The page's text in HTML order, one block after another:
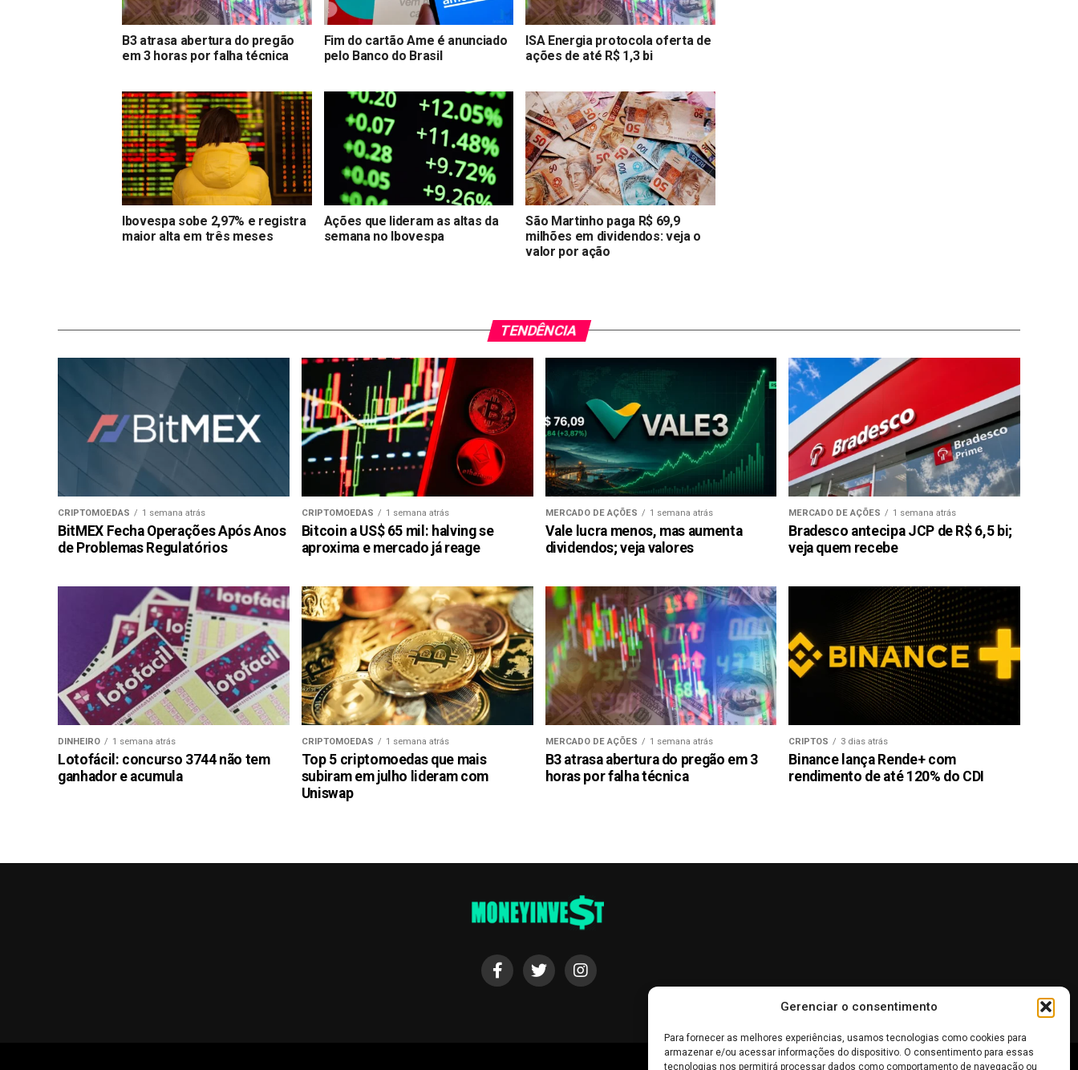
Gerenciar o consentimento
Para fornecer as melhores experiências, usamos tecnologias como cookies para
armazenar e/ou acessar informações do dispositivo. O consentimento para essas
tecnologias nos permitirá processar dados como comportamento de navegação ou
B3 atrasa abertura do pregão
em 3 horas por falha técnica
Fim do cartão Ame é anunciado
pelo Banco do Brasil
ISA Energia protocola oferta de
ações de até R$ 1,3 bi
Ibovespa sobe 2,97% e registra
maior alta em três meses
Ações que lideram as altas da
semana no Ibovespa
São Martinho paga R$ 69,9
milhões em dividendos: veja o
valor por ação
TENDÊNCIA
CRIPTOMOEDAS 1 semana atrás
BitMEX Fecha Operações Após Anos
de Problemas Regulatórios
CRIPTOMOEDAS 1 semana atrás
Bitcoin a US$ 65 mil: halving se
aproxima e mercado já reage
MERCADO DE AÇÕES 1 semana atrás
Vale lucra menos, mas aumenta
dividendos; veja valores
MERCADO DE AÇÕES 1 semana atrás
Bradesco antecipa JCP de R$ 6,5 bi;
veja quem recebe
DINHEIRO 1 semana atrás
Lotofácil: concurso 3744 não tem
ganhador e acumula
CRIPTOMOEDAS 1 semana atrás
Top 5 criptomoedas que mais
subiram em julho lideram com
Uniswap
MERCADO DE AÇÕES 1 semana atrás
B3 atrasa abertura do pregão em 3
horas por falha técnica
CRIPTOS 3 dias atrás
Binance lança Rende+ com
rendimento de até 120% do CDI